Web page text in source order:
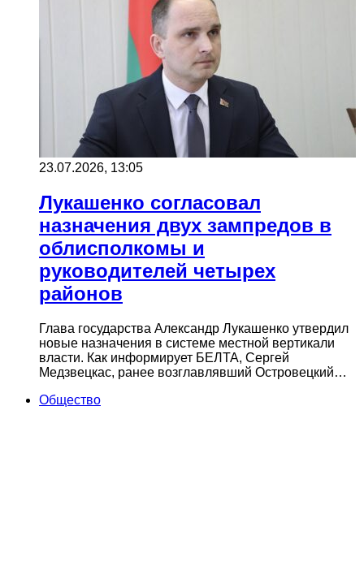
23.07.2026, 13:05
Лукашенко согласовал
назначения двух зампредов в
облисполкомы и
руководителей четырех
районов
Глава государства Александр Лукашенко утвердил
новые назначения в системе местной вертикали
власти. Как информирует БЕЛТА, Сергей
Медзвецкас, ранее возглавлявший Островецкий…
Общество